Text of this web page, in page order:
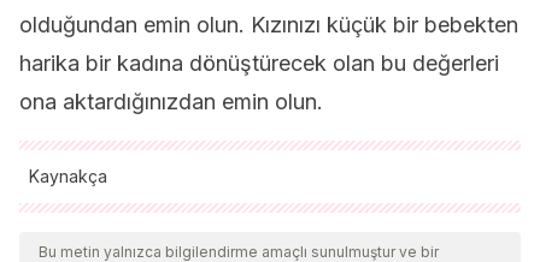
olduğundan emin olun. Kızınızı küçük bir bebekten
harika bir kadına dönüştürecek olan bu değerleri
ona aktardığınızdan emin olun.
Kaynakça
Tüm alıntı yapılan kaynaklar, kalitelerini, güvenilirliklerini,
güncelliklerini ve geçerliliklerini sağlamak için ekibimiz
Bu metin yalnızca bilgilendirme amaçlı sunulmuştur ve bir